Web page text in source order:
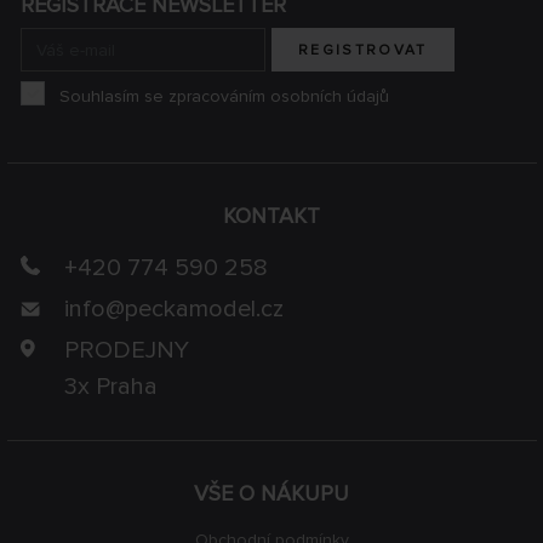
VŠE O NÁKUPU
KONTAKT
+420 774 590 258
info@peckamodel.cz
PRODEJNY
3x Praha
REGISTROVAT
Souhlasím se zpracováním osobních údajů